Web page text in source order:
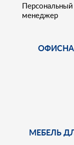
Персональный
менеджер
МЕБЕЛЬ